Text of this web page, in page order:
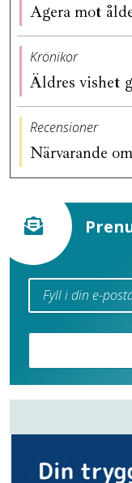
Agera mot
Krönikor
Äldres vishet
Recensioner
Närvarande